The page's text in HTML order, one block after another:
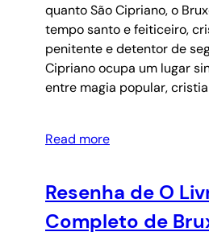
quanto São Cipriano, o
tempo santo e feiticeiro,
penitente e detentor de
Cipriano ocupa um lugar
entre magia popular,
Read more
Resenha de O
Completo de